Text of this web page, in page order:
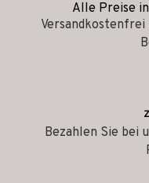
Alle Preise
Versandkostenfrei
Bezahlen Sie bei